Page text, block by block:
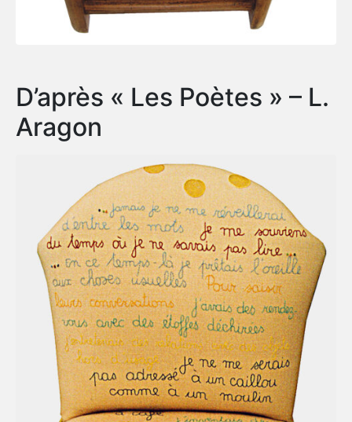
D’après « Les Poètes » – L.
Aragon